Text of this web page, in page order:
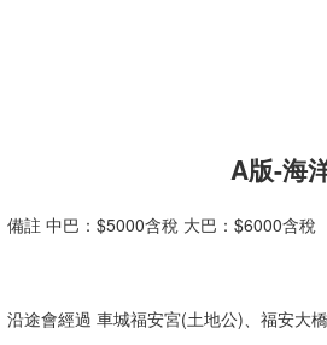
A版-海
備註 中巴：$5000含稅 大巴：$6000含稅
沿途會經過 車城福安宮(土地公)、福安大